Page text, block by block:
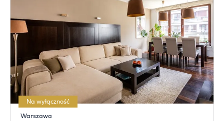
Na wyłączność
Warszawa